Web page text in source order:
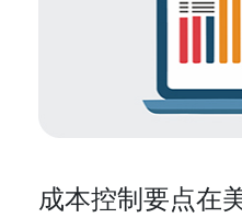
成本控制要点在